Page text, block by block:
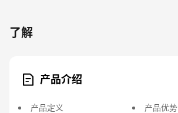
了解
产品介绍
产品定义 产品优势